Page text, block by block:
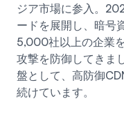
ジア市場に参入。
ードを展開し、暗号
5,000社以上の企業
攻撃を防御してきま
盤として、高防御
続けています。